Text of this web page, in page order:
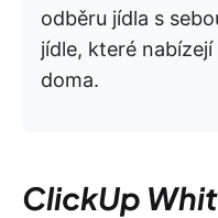
odběru jídla s
jídle, které
doma.
ClickUp